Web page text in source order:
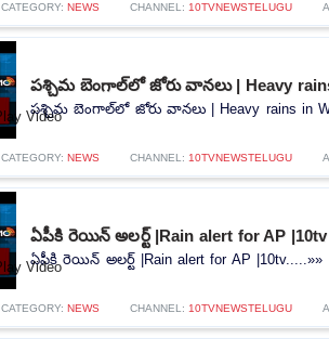
CATEGORY: NEWS CHANNEL: 10TVNEWSTELUGU
పశ్చిమ బెంగాల్‌లో జోరు వానలు | Heavy
పశ్చిమ బెంగాల్‌లో జోరు వానలు | Heavy rains in
CATEGORY: NEWS CHANNEL: 10TVNEWSTELUGU
ఏపీకి రెయిన్ అలర్ట్ |Rain alert for AP |10tv
ఏపీకి రెయిన్ అలర్ట్ |Rain alert for AP |10tv.....»»
CATEGORY: NEWS CHANNEL: 10TVNEWSTELUGU